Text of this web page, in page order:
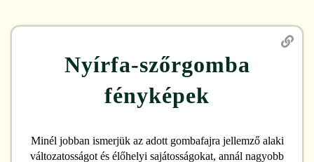
Nyírfa-szőrgomba
fényképek
Minél jobban ismerjük az adott gombafajra jellemző alaki
változatosságot és élőhelyi sajátosságokat, annál nagyobb